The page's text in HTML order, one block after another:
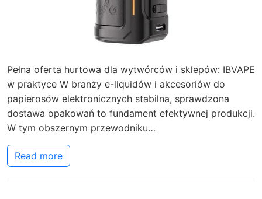
Pełna oferta hurtowa dla wytwórców i sklepów: IBVAPE
w praktyce W branży e-liquidów i akcesoriów do
papierosów elektronicznych stabilna, sprawdzona
dostawa opakowań to fundament efektywnej produkcji.
W tym obszernym przewodniku…
Read more